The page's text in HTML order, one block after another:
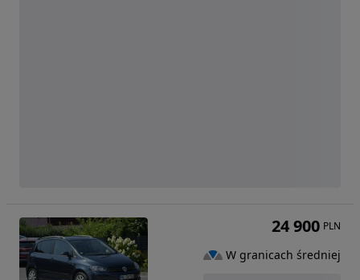
24 900 PLN
W granicach średniej